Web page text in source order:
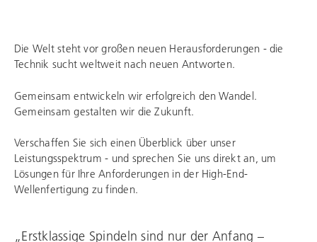
„Erstklassige Spindeln sind nur der Anfang –
Die Welt steht vor großen neuen Herausforderungen - die
Technik sucht weltweit nach neuen Antworten.
Gemeinsam entwickeln wir erfolgreich den Wandel.
Gemeinsam gestalten wir die Zukunft.
Verschaffen Sie sich einen Überblick über unser
Leistungsspektrum - und sprechen Sie uns direkt an, um
Lösungen für Ihre Anforderungen in der High-End-
Wellenfertigung zu finden.